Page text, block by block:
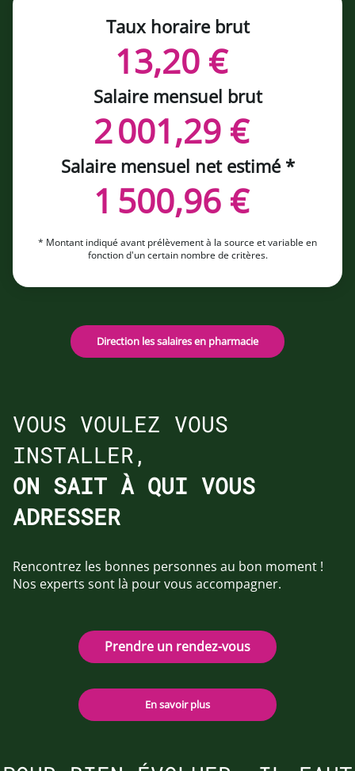
Taux horaire brut
13,20 €
Salaire mensuel brut
2 001,29 €
Salaire mensuel net estimé *
1 500,96 €
* Montant indiqué avant prélèvement à la source et variable en
fonction d'un certain nombre de critères.
Direction les salaires en pharmacie
VOUS VOULEZ VOUS
INSTALLER,
ON SAIT À QUI VOUS
ADRESSER
Rencontrez les bonnes personnes au bon moment !
Nos experts sont là pour vous accompagner.
Prendre un rendez-vous
En savoir plus